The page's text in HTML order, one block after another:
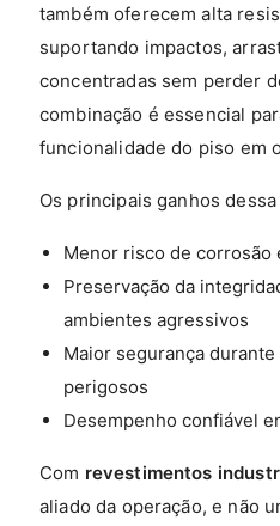
também oferecem alta
suportando impactos,
concentradas sem perder
combinação é essencial
funcionalidade do piso em
Os principais ganhos
Menor risco de corrosão
Preservação da
ambientes agressivos
Maior segurança
perigosos
Desempenho confiável
Com revestimentos
aliado da operação, e não